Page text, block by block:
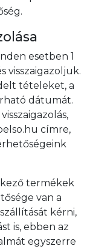
esetben 1
visszaigazoljuk.
tételeket, a
dátumát.
címre,
termékek
van a
kérni,
is, ebben az
egyszerre